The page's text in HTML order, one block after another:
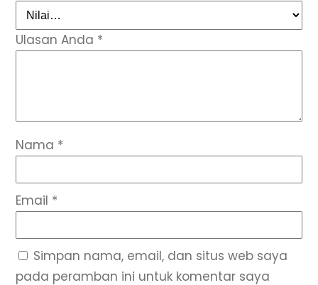
Ulasan Anda *
Nama *
Email *
Simpan nama, email, dan situs web saya
pada peramban ini untuk komentar saya